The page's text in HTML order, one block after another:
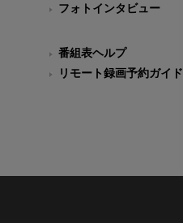
フォトインタビュー
番組表ヘルプ
リモート録画予約ガイド